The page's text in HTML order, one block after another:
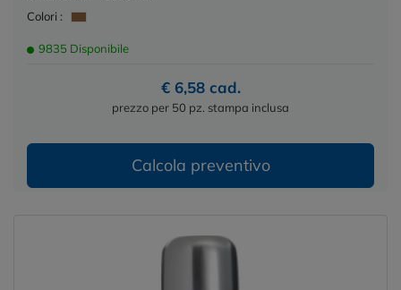
Colori :
9835 Disponibile
€ 6,58 cad.
prezzo per 50 pz. stampa inclusa
Calcola preventivo